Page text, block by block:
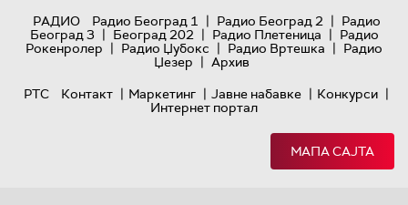
РАДИО
Радио Београд 1 | Радио Београд 2 | Радио
Београд 3 | Београд 202 | Радио Плетеница | Радио
Рокенролер | Радио Џубокс | Радио Вртешка | Радио
Џезер | Архив
РТС
Контакт | Маркетинг | Јавне набавке | Конкурси |
Интернет портал
МАПА САЈТА